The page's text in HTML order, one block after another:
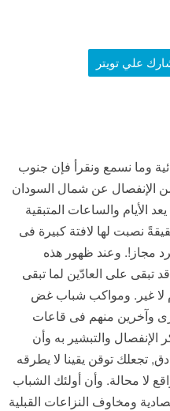
علي تويتر
وما نسمع ونقرأ فإن جنوب
الإنفصال عن شمال السودان
الأيام والساعات المتبقية
نصبت لها لافتة كبيرة فى
مجاز!. وعند ظهور هذه
تبقى على العادّين لما تبقى
لا غير. ومواكب شباب غض
وآخرين منهم فى قاعات
الإنفصال والتبشير به وأن
تجعلك توقن يقينا لا يطرقه
لا محالة. وأن أولئك الشباب
ومخاوف النزاعات القبلية